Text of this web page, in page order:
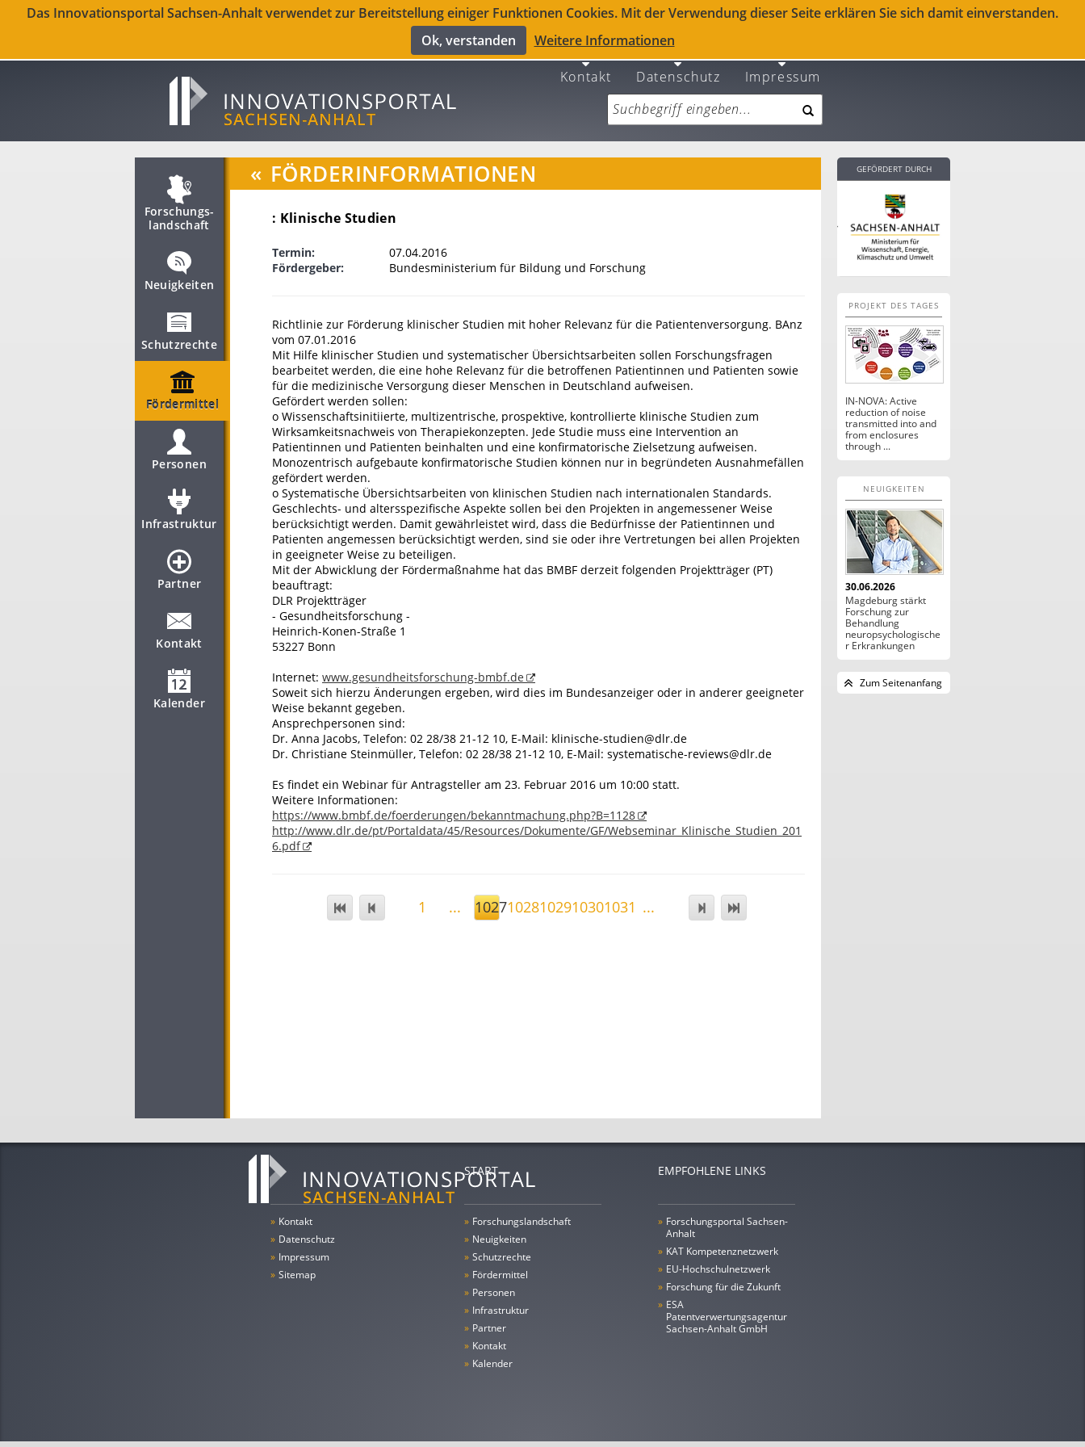
Das Innovationsportal Sachsen-Anhalt verwendet zur Bereitstellung einiger Funktionen Cookies. Mit der Verwendung dieser Seite erklären Sie sich damit einverstanden.
Ok, verstanden
Weitere Informationen
Kontakt Datenschutz Impressum
Forschungs­
landschaft
Neuigkeiten
Schutzrechte
Fördermittel
Personen
Infrastruktur
Partner
Kontakt
Kalender
« FÖRDERINFORMATIONEN
: Klinische Studien
Termin:
07.04.2016
Fördergeber:
Bundesministerium für Bildung und Forschung
Richtlinie zur Förderung klinischer Studien mit hoher Relevanz für die Patientenversorgung. BAnz
vom 07.01.2016
Mit Hilfe klinischer Studien und systematischer Übersichtsarbeiten sollen Forschungsfragen
bearbeitet werden, die eine hohe Relevanz für die betroffenen Patientinnen und Patienten sowie
für die medizinische Versorgung dieser Menschen in Deutschland aufweisen.
Gefördert werden sollen:
o Wissenschaftsinitiierte, multizentrische, prospektive, kontrollierte klinische Studien zum
Wirksamkeitsnachweis von Therapiekonzepten. Jede Studie muss eine Intervention an
Patientinnen und Patienten beinhalten und eine konfirmatorische Zielsetzung aufweisen.
Monozentrisch aufgebaute konfirmatorische Studien können nur in begründeten Ausnahmefällen
gefördert werden.
o Systematische Übersichtsarbeiten von klinischen Studien nach internationalen Standards.
Geschlechts- und altersspezifische Aspekte sollen bei den Projekten in angemessener Weise
berücksichtigt werden. Damit gewährleistet wird, dass die Bedürfnisse der Patientinnen und
Patienten angemessen berücksichtigt werden, sind sie oder ihre Vertretungen bei allen Projekten
in geeigneter Weise zu beteiligen.
Mit der Abwicklung der Fördermaßnahme hat das BMBF derzeit folgenden Projektträger (PT)
beauftragt:
DLR Projektträger
- Gesundheitsforschung -
Heinrich-Konen-Straße 1
53227 Bonn
Internet: www.gesundheitsforschung-bmbf.de
Soweit sich hierzu Änderungen ergeben, wird dies im Bundesanzeiger oder in anderer geeigneter
Weise bekannt gegeben.
Ansprechpersonen sind:
Dr. Anna Jacobs, Telefon: 02 28/38 21-12 10, E-Mail: klinische-studien@dlr.de
Dr. Christiane Steinmüller, Telefon: 02 28/38 21-12 10, E-Mail: systematische-reviews@dlr.de
Es findet ein Webinar für Antragsteller am 23. Februar 2016 um 10:00 statt.
Weitere Informationen:
https://www.bmbf.de/foerderungen/bekanntmachung.php?B=1128
http://www.dlr.de/pt/Portaldata/45/Resources/Dokumente/GF/Webseminar_Klinische_Studien_201
6.pdf
1 ... 10271028102910301031 ...
GEFÖRDERT DURCH
PROJEKT DES TAGES
IN-NOVA: Active
reduction of noise
transmitted into and
from enclosures
through ...
NEUIGKEITEN
30.06.2026
Magdeburg stärkt
Forschung zur
Behandlung
neuropsychologische
r Erkrankungen
Zum Seitenanfang
» Kontakt
» Datenschutz
» Impressum
» Sitemap
START
» Forschungs­landschaft
» Neuigkeiten
» Schutzrechte
» Fördermittel
» Personen
» Infrastruktur
» Partner
» Kontakt
» Kalender
EMPFOHLENE LINKS
» Forschungsportal Sachsen-
Anhalt
» KAT Kompetenznetzwerk
» EU-Hochschulnetzwerk
» Forschung für die Zukunft
» ESA
Patentverwertungsagentur
Sachsen-Anhalt GmbH